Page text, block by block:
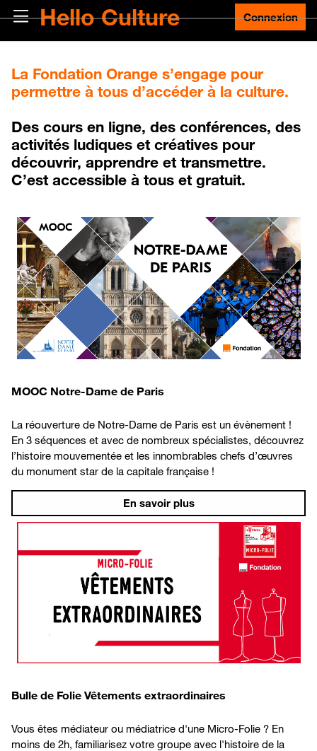
Passer au contenu principal
Panneau latéral
Hello Culture Connexion
Blocs
La Fondation Orange s’engage pour
permettre à tous d’accéder à la culture.
Des cours en ligne, des conférences, des
activités ludiques et créatives pour
découvrir, apprendre et transmettre.
C’est accessible à tous et gratuit.
MOOC Notre-Dame de Paris
La réouverture de Notre-Dame de Paris est un évènement !
En 3 séquences et avec de nombreux spécialistes, découvrez
l’histoire mouvementée et les innombrables chefs d’œuvres
du monument star de la capitale française !
En savoir plus
Bulle de Folie Vêtements extraordinaires
Vous êtes médiateur ou médiatrice d'une Micro-Folie ? En
moins de 2h, familiarisez votre groupe avec l'histoire de la